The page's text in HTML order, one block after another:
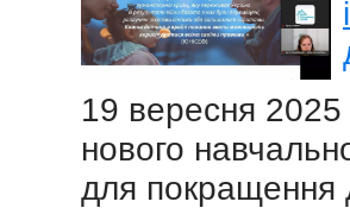
19 вересня 2025
нового
для покращення